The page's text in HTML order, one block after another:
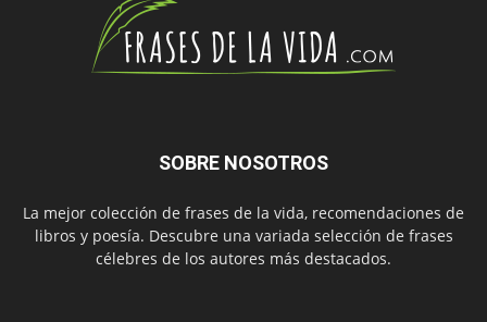
SOBRE NOSOTROS
La mejor colección de frases de la vida, recomendaciones de
libros y poesía. Descubre una variada selección de frases
célebres de los autores más destacados.